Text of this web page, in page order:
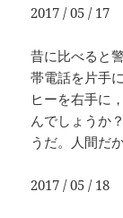
2017 / 05 / 17
昔に比べると
帯電話を片手
ヒーを右手に
んでしょうか
うだ。人間だ
2017 / 05 / 18